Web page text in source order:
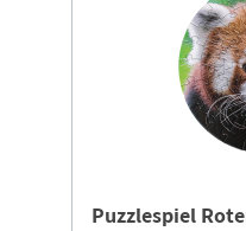
Puzzlespiel